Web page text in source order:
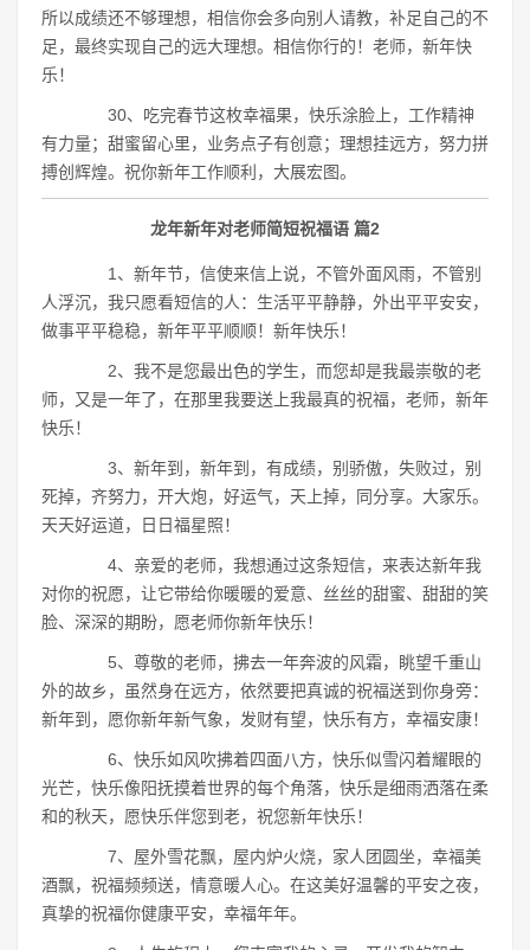
所以成绩还不够理想，相信你会多向别人请教，补足自己的不
足，最终实现自己的远大理想。相信你行的！老师，新年快
乐！
30、吃完春节这枚幸福果，快乐涂脸上，工作精神
有力量；甜蜜留心里，业务点子有创意；理想挂远方，努力拼
搏创辉煌。祝你新年工作顺利，大展宏图。
龙年新年对老师简短祝福语 篇2
1、新年节，信使来信上说，不管外面风雨，不管别
人浮沉，我只愿看短信的人：生活平平静静，外出平平安安，
做事平平稳稳，新年平平顺顺！新年快乐！
2、我不是您最出色的学生，而您却是我最崇敬的老
师，又是一年了，在那里我要送上我最真的祝福，老师，新年
快乐！
3、新年到，新年到，有成绩，别骄傲，失败过，别
死掉，齐努力，开大炮，好运气，天上掉，同分享。大家乐。
天天好运道，日日福星照！
4、亲爱的老师，我想通过这条短信，来表达新年我
对你的祝愿，让它带给你暖暖的爱意、丝丝的甜蜜、甜甜的笑
脸、深深的期盼，愿老师你新年快乐！
5、尊敬的老师，拂去一年奔波的风霜，眺望千重山
外的故乡，虽然身在远方，依然要把真诚的祝福送到你身旁：
新年到，愿你新年新气象，发财有望，快乐有方，幸福安康！
6、快乐如风吹拂着四面八方，快乐似雪闪着耀眼的
光芒，快乐像阳抚摸着世界的每个角落，快乐是细雨洒落在柔
和的秋天，愿快乐伴您到老，祝您新年快乐！
7、屋外雪花飘，屋内炉火烧，家人团圆坐，幸福美
酒飘，祝福频频送，情意暖人心。在这美好温馨的平安之夜，
真挚的祝福你健康平安，幸福年年。